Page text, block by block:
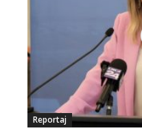
Reportaj